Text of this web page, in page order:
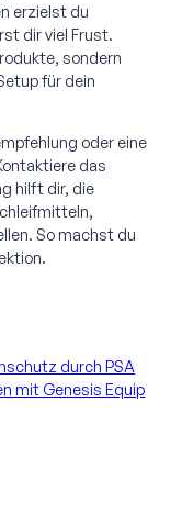
erzielst du
dir viel Frust.
sondern
für dein
oder eine
das
hilft dir, die
So machst du
durch PSA
mit Genesis Equip